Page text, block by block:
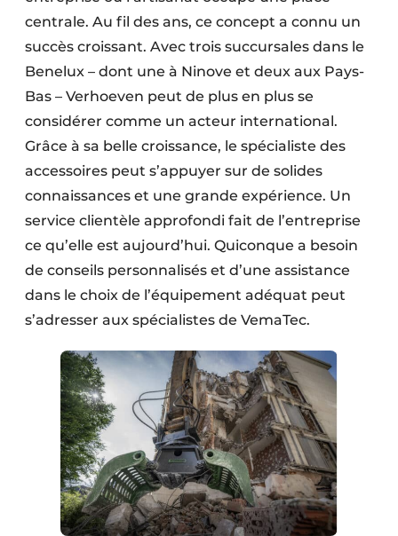
centrale. Au fil des ans, ce concept a connu un
succès croissant. Avec trois succursales dans le
Benelux – dont une à Ninove et deux aux Pays-
Bas – Verhoeven peut de plus en plus se
considérer comme un acteur international.
Grâce à sa belle croissance, le spécialiste des
accessoires peut s’appuyer sur de solides
connaissances et une grande expérience. Un
service clientèle approfondi fait de l’entreprise
ce qu’elle est aujourd’hui. Quiconque a besoin
de conseils personnalisés et d’une assistance
dans le choix de l’équipement adéquat peut
s’adresser aux spécialistes de VemaTec.